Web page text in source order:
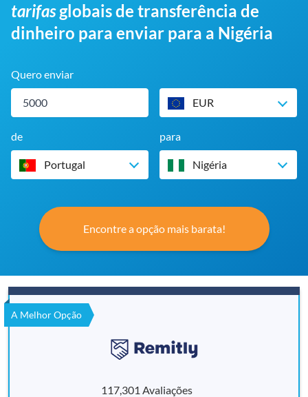
tarifasglobais de transferência de
dinheiro para enviar para a Nigéria
Quero enviar
EUR
de
Portugal
para
Nigéria
Encontre a opção mais barata!
A Melhor Opção
117,301 Avaliações